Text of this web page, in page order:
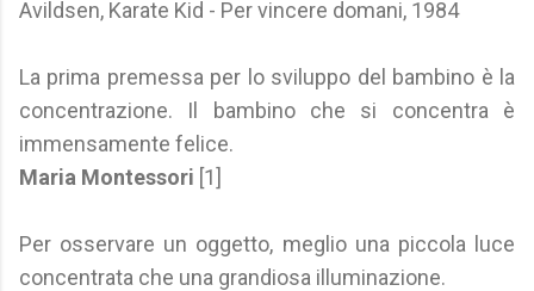
Avildsen, Karate Kid - Per vincere domani, 1984
La prima premessa per lo sviluppo del bambino è la
concentrazione. Il bambino che si concentra è
immensamente felice.
Maria Montessori [1]
Per osservare un oggetto, meglio una piccola luce
concentrata che una grandiosa illuminazione.